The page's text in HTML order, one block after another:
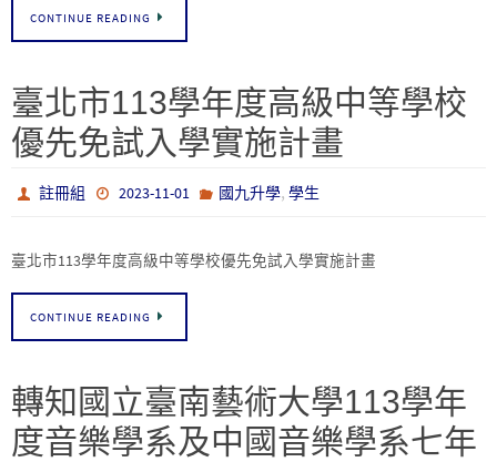
CONTINUE READING
臺北市113學年度高級中等學校
優先免試入學實施計畫
註冊組 2023-11-01 國九升學, 學生
臺北市113學年度高級中等學校優先免試入學實施計畫
CONTINUE READING
轉知國立臺南藝術大學113學年
度音樂學系及中國音樂學系七年